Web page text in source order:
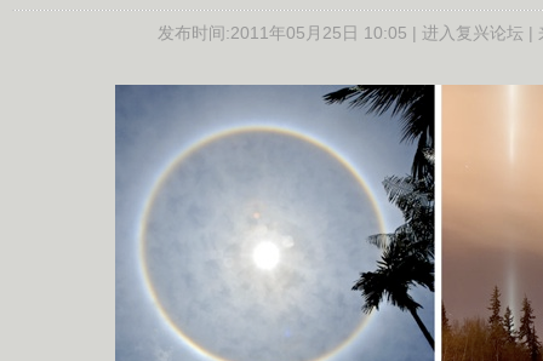
发布时间:2011年05月25日 10:05 | 进入复兴论坛|